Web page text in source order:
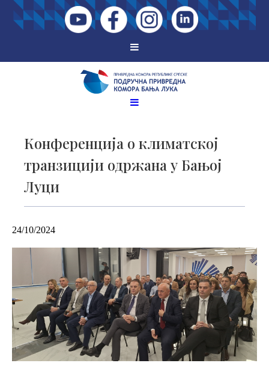
Конференција о климатској
транзицији одржана у Бањој
Луци
24/10/2024